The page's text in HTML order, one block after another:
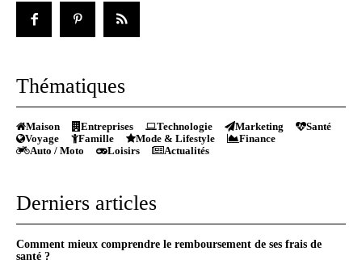
Thématiques
Maison Entreprises Technologie Marketing
Santé
Voyage
Famille Mode & Lifestyle
Finance
Auto / Moto
Loisirs Actualités
Derniers articles
Comment mieux comprendre le remboursement de ses frais de
santé ?